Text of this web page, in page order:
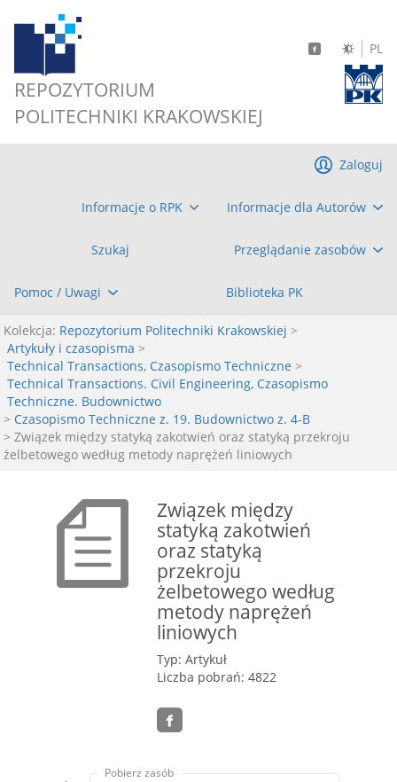
REPOZYTORIUM
POLITECHNIKI KRAKOWSKIEJ
PL
Informacje o RPK Informacje dla Autorów
Szukaj Przeglądanie zasobów
Pomoc / Uwagi Biblioteka PK
Zaloguj
Kolekcja: Repozytorium Politechniki Krakowskiej >
Artykuły i czasopisma >
Technical Transactions, Czasopismo Techniczne >
Technical Transactions. Civil Engineering, Czasopismo
Techniczne. Budownictwo
> Czasopismo Techniczne z. 19. Budownictwo z. 4-B
> Związek między statyką zakotwień oraz statyką przekroju
żelbetowego według metody naprężeń liniowych
Związek między
statyką zakotwień
oraz statyką
przekroju
żelbetowego według
metody naprężeń
liniowych
Typ: Artykuł
Liczba pobrań: 4822
Pobierz zasób